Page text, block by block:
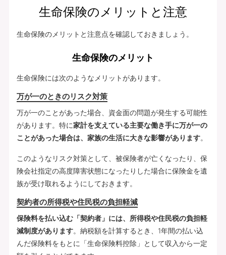
生命保険のメリットと注意
生命保険のメリットと注意点を確認しておきましょう。
生命保険のメリット
生命保険には次のようなメリットがあります。
万が一のときのリスク対策
万が一のことがあった場合、資金面の問題が発生する可能性
があります。特に家計を支えている主要な働き手に万が一の
ことがあった場合は、家族の生活に大きな影響があります。
このようなリスク対策として、被保険者が亡くなったり、保
険会社指定の高度障害状態になったりした場合に保険金を遺
族が受け取れるようにしておきます。
契約者の所得税や住民税の負担軽減
保険料を払い込む「契約者」には、所得税や住民税の負担軽
減制度があります。納税額を計算するとき、1年間の払い込
んだ保険料をもとに「生命保険料控除」として収入から一定